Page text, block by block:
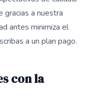
gracias a nuestra
antes minimiza el
a un plan pago.
con la